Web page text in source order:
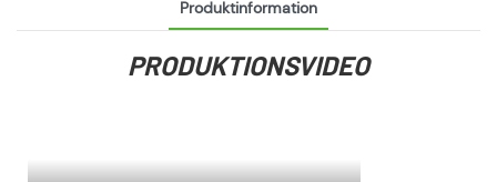
Produktinformation
PRODUKTIONSVIDEO